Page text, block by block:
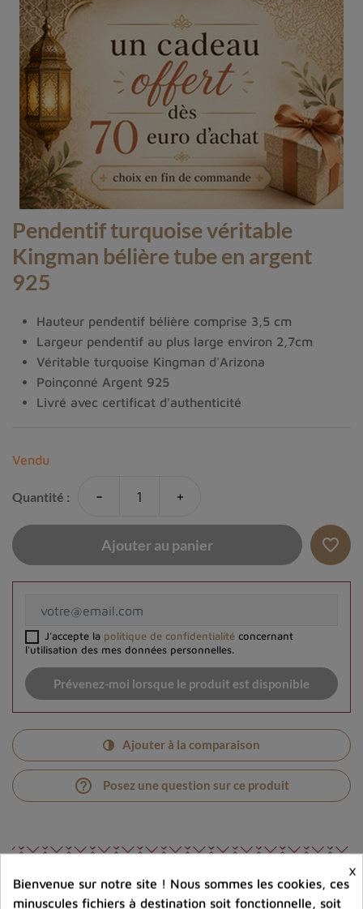
Pendentif turquoise véritable
Kingman bélière tube en argent
925
Hauteur pendentif bélière comprise 3,5 cm
Largeur pendentif au plus large environ 2,7cm
Véritable turquoise Kingman d'Arizona
Poinçonné Argent 925
Livré avec certificat d'authenticité
Vendu
Quantité : - +
Ajouter au panier favorite_border
J'accepte la politique de confidentialitéconcernant
l'utilisation des mes données personnelles.
Prévenez-moi lorsque le produit est disponible
Ajouter à la comparaison
help_outline Posez une question sur ce produit
×
Bienvenue sur notre site ! Nous sommes les cookies, ces
minuscules fichiers à destination soit fonctionnelle, soit